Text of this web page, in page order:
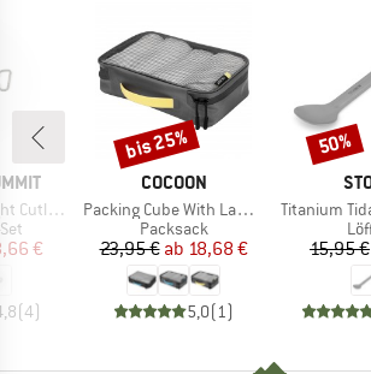
Set
Preis
€
(4)
MARKE
COCOON
Artikel
Packing Cube With Laminated Net Top
Produktgruppe
Packsack
Preis
23,95 € reduzierter Preis
ab 18,68 €
5,0(1 )
Rabatt
bis 25%
Artikel
Titanium
15,95 €
Rabatt
50%